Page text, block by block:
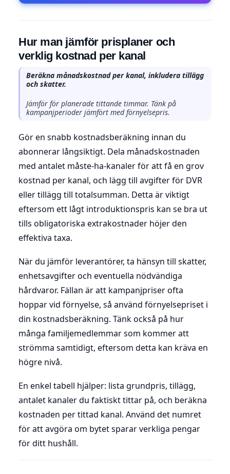
Hur man jämför prisplaner och
verklig kostnad per kanal
Beräkna månadskostnad per kanal, inkludera tillägg
och skatter.
Jämför för planerade tittande timmar. Tänk på
kampanjperioder jämfört med förnyelsepris.
Gör en snabb kostnadsberäkning innan du
abonnerar långsiktigt. Dela månadskostnaden
med antalet måste-ha-kanaler för att få en grov
kostnad per kanal, och lägg till avgifter för DVR
eller tillägg till totalsumman. Detta är viktigt
eftersom ett lågt introduktionspris kan se bra ut
tills obligatoriska extrakostnader höjer den
effektiva taxa.
När du jämför leverantörer, ta hänsyn till skatter,
enhetsavgifter och eventuella nödvändiga
hårdvaror. Fällan är att kampanjpriser ofta
hoppar vid förnyelse, så använd förnyelsepriset i
din kostnadsberäkning. Tänk också på hur
många familjemedlemmar som kommer att
strömma samtidigt, eftersom detta kan kräva en
högre nivå.
En enkel tabell hjälper: lista grundpris, tillägg,
antalet kanaler du faktiskt tittar på, och beräkna
kostnaden per tittad kanal. Använd det numret
för att avgöra om bytet sparar verkliga pengar
för ditt hushåll.